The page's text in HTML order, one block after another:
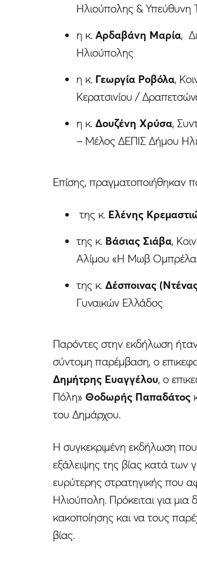
Ηλιούπολης & Υπεύθυνη
η κ. Αρδαβάνη Μαρία,
Ηλιούπολης
η κ. Γεωργία Ροβόλα,
Κερατσινίου /
η κ. Δουζένη Χρύσα,
– Μέλος ΔΕΠΙΣ Δήμου
Επίσης, πραγματοποιήθηκαν
της κ. Ελένης
της κ. Βάσιας Σιάβα,
Αλίμου «Η Μωβ
της κ. Δέσποινας
Γυναικών Ελλάδος
Παρόντες στην εκδήλωση
σύντομη παρέμβαση, ο
Δημήτρης Ευαγγέλου, ο
Πόλη» Θοδωρής Παπαδάτος
του Δημάρχου.
Η συγκεκριμένη εκδήλωση
εξάλειψης της βίας κατά των
ευρύτερης στρατηγικής που
Ηλιούπολη. Πρόκειται για
κακοποίησης και να τους
βίας.